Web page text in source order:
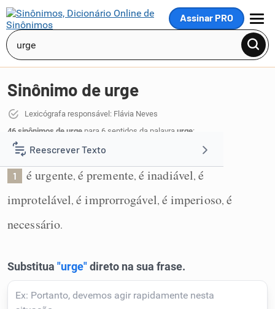
Assinar PRO
MENU
Reescrever Texto
Resumir Texto
Corrigir Texto
Humanizador de IA
Sinônimo de urge
Lexicógrafa responsável: Flávia Neves
46 sinônimos de urge para 6 sentidos da palavra urge:
É urgente e inadiável:
1 é urgente, é premente, é inadiável,é
improtelável,é improrrogável, é imperioso, é
necessário.